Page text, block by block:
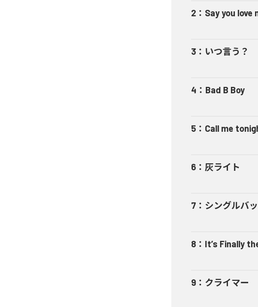
2 ： Say you love
3 ： いつ言う？
4 ： Bad B Boy
5 ： Call me
6 ： 灰ライト
7 ： シングルバ
8 ： It’s Finally
9 ： クライマー